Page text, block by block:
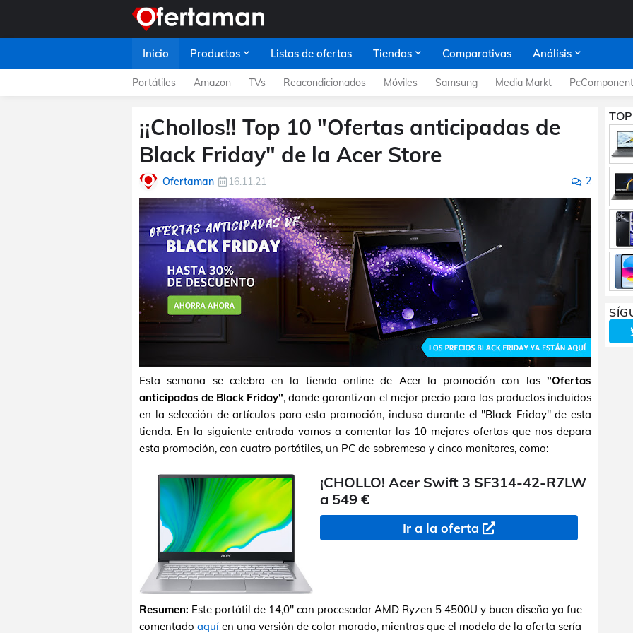
Inicio Productos Listas de ofertas Tiendas Comparativas Análisis
Portátiles Amazon TVs Reacondicionados Móviles Samsung Media Markt
¡¡Chollos!! Top 10 "Ofertas anticipadas de
Black Friday" de la Acer Store
Ofertaman 16.11.21 2
Esta semana se celebra en la tienda online de Acer la promoción con las "Ofertas
anticipadas de Black Friday", donde garantizan el mejor precio para los productos incluidos
en la selección de artículos para esta promoción, incluso durante el "Black Friday" de esta
tienda. En la siguiente entrada vamos a comentar las 10 mejores ofertas que nos depara
esta promoción, con cuatro portátiles, un PC de sobremesa y cinco monitores, como:
¡CHOLLO! Acer Swift 3 SF314-42-R7LW
a 549 €
Ir a la oferta
Resumen: Este portátil de 14,0" con procesador AMD Ryzen 5 4500U y buen diseño ya fue
comentado aquí en una versión de color morado, mientras que el modelo de la oferta sería